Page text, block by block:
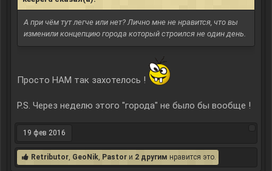
А при чём тут легче или нет? Лично мне не нравится, что вы
изменили концепцию города который строился не один день.
Просто НАМ так захотелось !
P.S. Через неделю этого "города" не было бы вообще !
19 фев 2016
Retributor, GeoNik, Pastor и 2 другим нравится это.